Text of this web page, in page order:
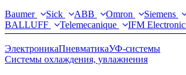
Baumer
Sick ABB Omron Siemens
BALLUFF
Telemecanique IFM Electronic
ЭлектроникаПневматикаУФ-системы
Системы охлаждения, увлажнения